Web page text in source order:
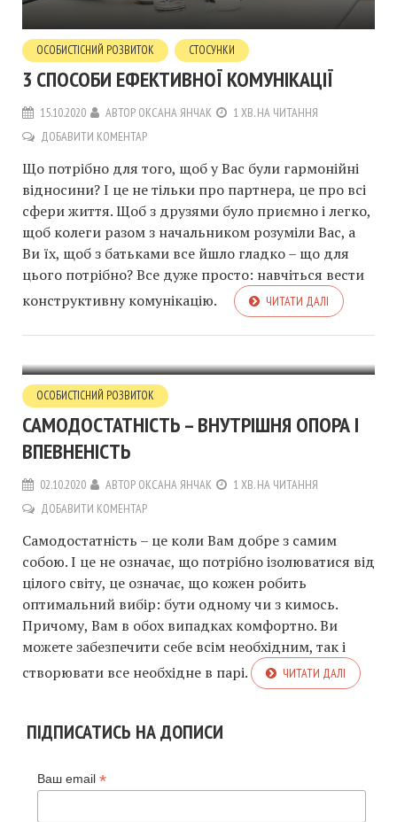
ОСОБИСТІСНИЙ РОЗВИТОК СТОСУНКИ
3 СПОСОБИ ЕФЕКТИВНОЇ КОМУНІКАЦІЇ
15.10.2020 АВТОР ОКСАНА ЯНЧАК
1 ХВ. НА ЧИТАННЯ
ДОБАВИТИ КОМЕНТАР
Що потрібно для того, щоб у Вас були гармонійні
відносини? І це не тільки про партнера, це про всі
сфери життя. Щоб з друзями було приємно і легко,
щоб колеги разом з начальником розуміли Вас, а
Ви їх, щоб з батьками все йшло гладко – що для
цього потрібно? Все дуже просто: навчіться вести
конструктивну комунікацію. ⠀
ЧИТАТИ ДАЛІ
ОСОБИСТІСНИЙ РОЗВИТОК
САМОДОСТАТНІСТЬ – ВНУТРІШНЯ ОПОРА І
ВПЕВНЕНІСТЬ
02.10.2020 АВТОР ОКСАНА ЯНЧАК
1 ХВ. НА ЧИТАННЯ
ДОБАВИТИ КОМЕНТАР
Самодостатність – це коли Вам добре з самим
собою. І це не означає, що потрібно ізолюватися від
цілого світу, це означає, що кожен робить
оптимальний вибір: бути одному чи з кимось.
Причому, Вам в обох випадках комфортно. Ви
можете забезпечити себе всім необхідним, так і
створювати все необхідне в парі.
ЧИТАТИ ДАЛІ
ПІДПИСАТИСЬ НА ДОПИСИ
Ваш email *